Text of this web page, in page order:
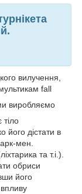
вилучення,
fall
виробляємо
його дістати в
мен.
та т.і.).
обриси
його